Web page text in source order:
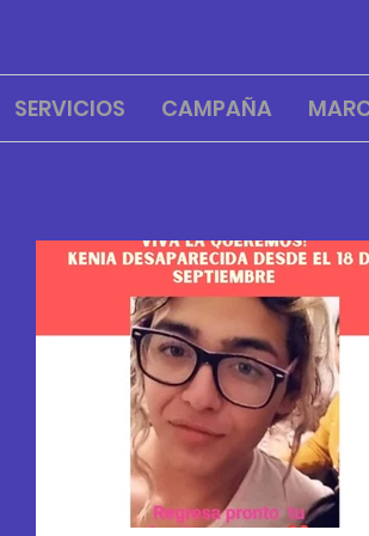
SERVICIOS CAMPAÑA